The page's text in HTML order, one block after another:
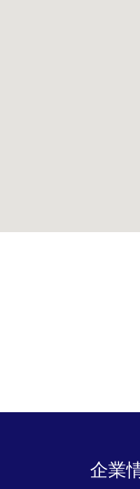
企業